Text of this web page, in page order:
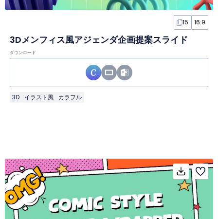
15 16:9
3Dメンフィス風アジェンダ企画提案スライド
ダウンロード
3D イラスト風 カラフル